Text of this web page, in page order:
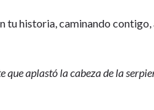
tu historia, caminando contigo,
que aplastó la cabeza de la